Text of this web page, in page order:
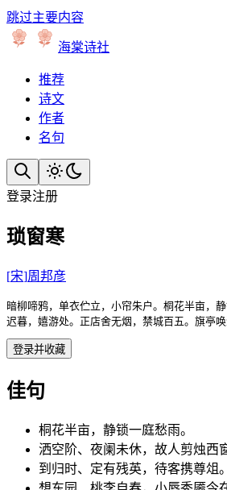
跳过主要内容
海棠诗社
推荐
诗文
作者
名句
登录注册
琐窗寒
[宋]周邦彦
暗柳啼鸦，单衣伫立，小帘朱户。桐花半亩，
迟暮，嬉游处。正店舍无烟，禁城百五。旗亭
登录并收藏
佳句
桐花半亩，静锁一庭愁雨。
洒空阶、夜阑未休，故人剪烛西
到归时、定有残英，待客携尊俎。